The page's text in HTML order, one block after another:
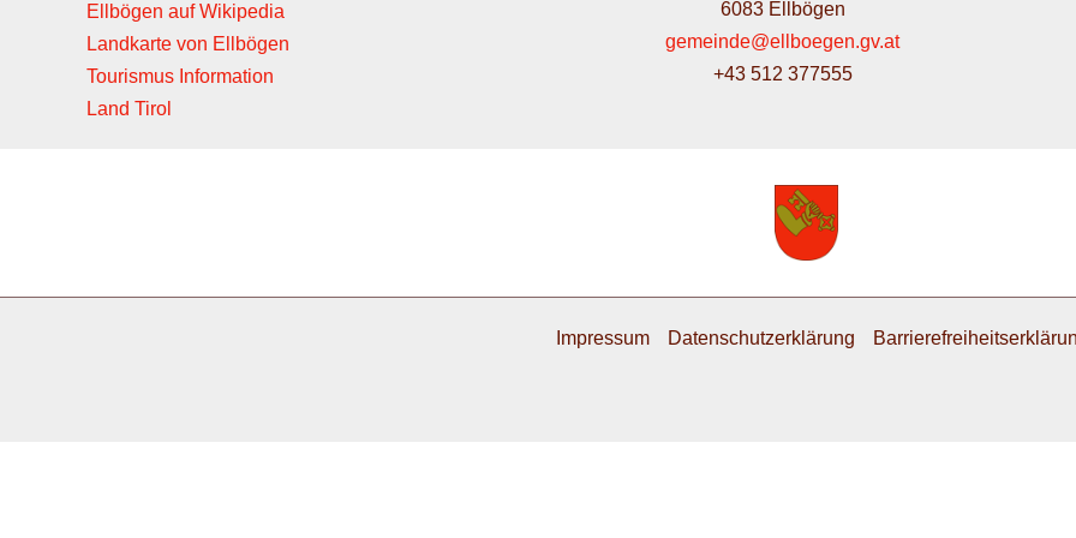
Ellbögen auf Wikipedia
Landkarte von Ellbögen
Tourismus Information
Land Tirol
6083 Ellbögen
gemeinde@ellboegen.gv.at
+43 512 377555
Impressum Datenschutzerklärung